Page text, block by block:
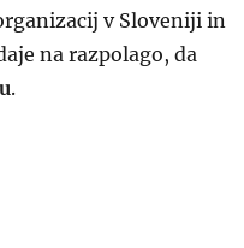
v Sloveniji in
na razpolago, da
.
družba: